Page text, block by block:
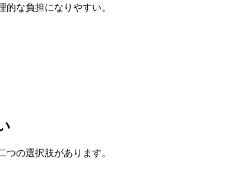
な負担になりやすい。
の選択肢があります。